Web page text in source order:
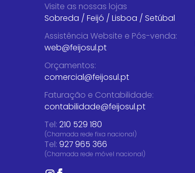
Visite as nossas lojas
Sobreda / Feijó / Lisboa / Setúbal
Assistência Website e Pós-venda:
web@feijosul.pt
Orçamentos:
comercial@feijosul.pt
Faturação e Contabilidade:
contabilidade@feijosul.pt
Tel: 210 529 180
(Chamada rede fixa nacional)
Tel: 927 965 366
(Chamada rede móvel nacional)